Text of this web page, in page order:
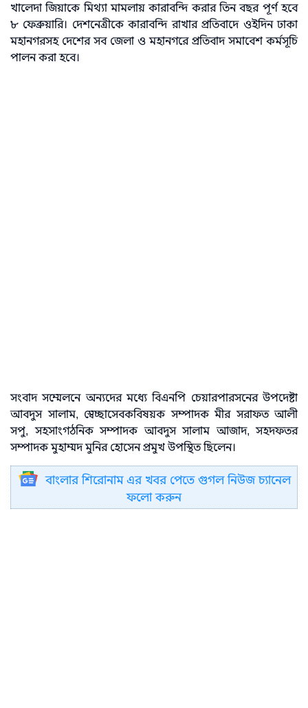
খালেদা জিয়াকে মিথ্যা মামলায় কারাবন্দি করার তিন বছর পূর্ণ হবে
৮ ফেব্রুয়ারি। দেশনেত্রীকে কারাবন্দি রাখার প্রতিবাদে ওইদিন ঢাকা
মহানগরসহ দেশের সব জেলা ও মহানগরে প্রতিবাদ সমাবেশ কর্মসূচি
পালন করা হবে।
সংবাদ সম্মেলনে অন্যদের মধ্যে বিএনপি চেয়ারপারসনের উপদেষ্টা
আবদুস সালাম, স্বেচ্ছাসেবকবিষয়ক সম্পাদক মীর সরাফত আলী
সপু, সহসাংগঠনিক সম্পাদক আবদুস সালাম আজাদ, সহদফতর
সম্পাদক মুহাম্মদ মুনির হোসেন প্রমুখ উপস্থিত ছিলেন।
বাংলার শিরোনাম এর খবর পেতে গুগল নিউজ চ্যানেল
ফলো করুন